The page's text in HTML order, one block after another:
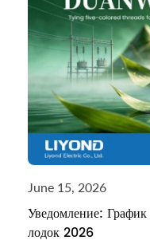
June 15, 2026
Уведомление:
лодок 2026